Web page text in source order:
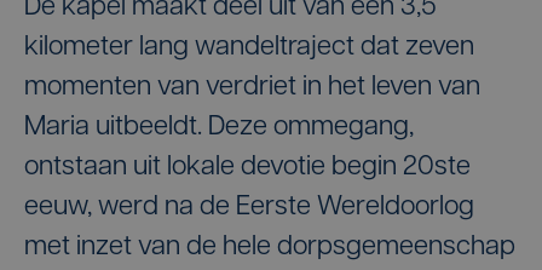
De kapel maakt deel uit van een 3,5
kilometer lang wandeltraject dat zeven
momenten van verdriet in het leven van
Maria uitbeeldt. Deze ommegang,
ontstaan uit lokale devotie begin 20ste
eeuw, werd na de Eerste Wereldoorlog
met inzet van de hele dorpsgemeenschap